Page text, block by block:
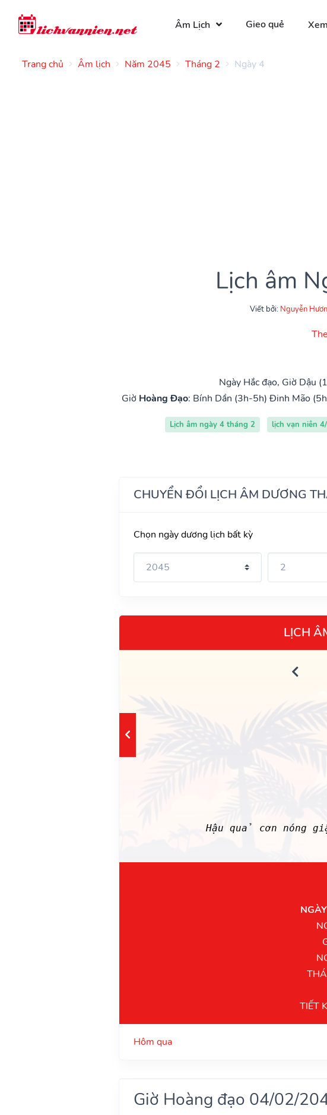
Âm Lịch Gieo quẻ
Trang chủ Âm lịch Năm 2045 Tháng 2 Ngày 4
Lịch âm
Viết bởi: Nguyễn
Ngày Hắc đạo, Giờ Dậu
Giờ Hoàng Đạo: Bính Dần (3h-5h) Đinh Mão
Lịch âm ngày 4 tháng 2 lịch vạn niên
CHUYỂN ĐỔI LỊCH ÂM DƯƠNG
Chọn ngày dương lịch bất kỳ
LỊCH
Hậu quả cơn nóng
TIẾT
Hôm qua
Giờ Hoàng đạo 04/02/